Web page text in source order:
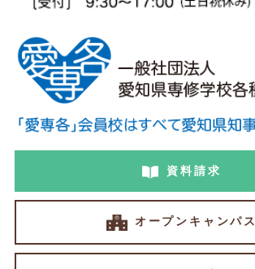
資料請求
オープンキャンパス